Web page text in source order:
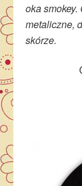
oka
metaliczne,
skórze.